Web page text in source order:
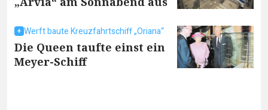
Werft baute Kreuzfahrtschiff „Oriana“
Die Queen taufte einst ein
Meyer-Schiff